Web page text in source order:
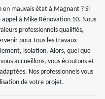
en mauvais état à Magnant ? Si
à Mike Rénovation 10. Nous
professionnels qualifiés,
pour tous les travaux
isolation. Alors, quel que
accueillons, vous écoutons et
Nos professionnels vous
de votre projet.